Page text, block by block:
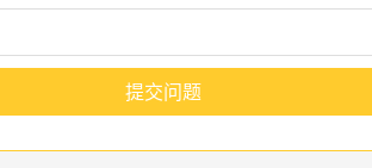
提交问题